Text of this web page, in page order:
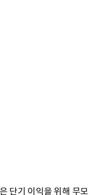
단기 이익을 위해 무모